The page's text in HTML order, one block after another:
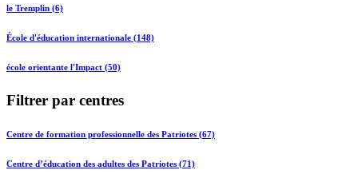
le Tremplin (6)
École d'éducation internationale (148)
école orientante l'Impact (50)
Filtrer par centres
Centre de formation professionnelle des Patriotes (67)
Centre d’éducation des adultes des Patriotes (71)